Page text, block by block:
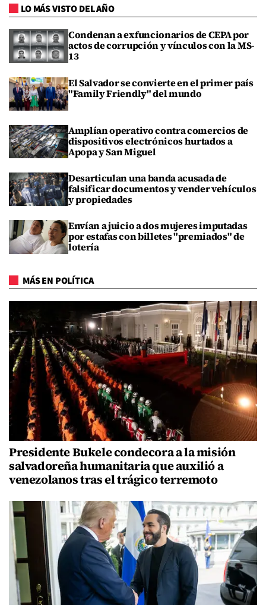
LO MÁS VISTO DEL AÑO
Condenan a exfuncionarios de CEPA por
actos de corrupción y vínculos con la MS-
13
El Salvador se convierte en el primer país
"Family Friendly" del mundo
Amplían operativo contra comercios de
dispositivos electrónicos hurtados a
Apopa y San Miguel
Desarticulan una banda acusada de
falsificar documentos y vender vehículos
y propiedades
Envían a juicio a dos mujeres imputadas
por estafas con billetes "premiados" de
lotería
MÁS EN POLÍTICA
Presidente Bukele condecora a la misión
salvadoreña humanitaria que auxilió a
venezolanos tras el trágico terremoto